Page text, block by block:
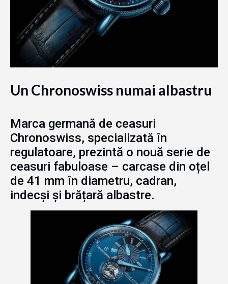
Un Chronoswiss numai albastru
Marca germană de ceasuri
Chronoswiss, specializată în
regulatoare, prezintă o nouă serie de
ceasuri fabuloase – carcase din oțel
de 41 mm în diametru, cadran,
indecși și brățară albastre.